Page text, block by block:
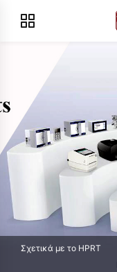
Σχετικά με το HPRT